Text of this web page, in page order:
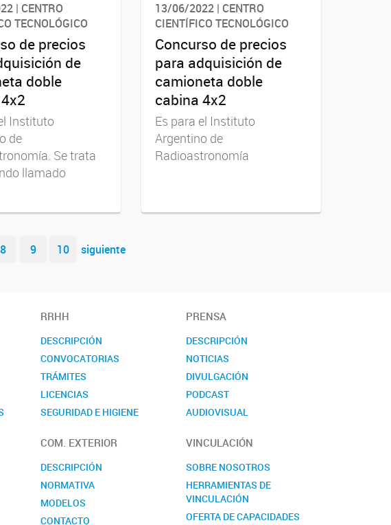
| CENTRO
TECNOLÓGICO
de precios
de
doble
Instituto
de
Se trata
llamado
13/06/2022 | CENTRO
CIENTÍFICO TECNOLÓGICO
Concurso de precios
para adquisición de
camioneta doble
cabina 4x2
Es para el Instituto
Argentino de
Radioastronomía
8 9 10 siguiente
RRHH
DESCRIPCIÓN
CONVOCATORIAS
TRÁMITES
LICENCIAS
SEGURIDAD E HIGIENE
PRENSA
DESCRIPCIÓN
NOTICIAS
DIVULGACIÓN
PODCAST
AUDIOVISUAL
NOVEDADES
CONTACTO
COM. EXTERIOR
DESCRIPCIÓN
NORMATIVA
MODELOS
CONTACTO
VINCULACIÓN
SOBRE NOSOTROS
HERRAMIENTAS DE
VINCULACIÓN
OFERTA DE CAPACIDADES